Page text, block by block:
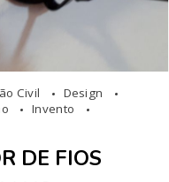
Civil
Design
Invento
DE FIOS